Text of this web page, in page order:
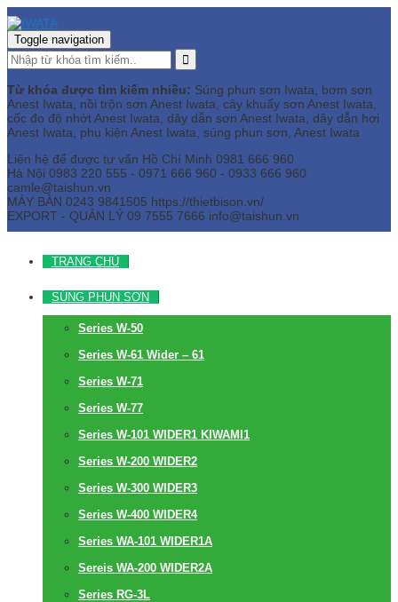
Toggle navigation
Từ khóa được tìm kiếm nhiều: Súng phun sơn Iwata, bơm sơn
Anest Iwata, nồi trộn sơn Anest Iwata, cây khuấy sơn Anest Iwata,
cốc đo độ nhớt Anest Iwata, dây dẫn sơn Anest Iwata, dây dẫn hơi
Anest Iwata, phụ kiện Anest Iwata, súng phun sơn, Anest Iwata
Liên hệ để được tư vấn Hồ Chí Minh 0981 666 960
Hà Nội 0983 220 555 - 0971 666 960 - 0933 666 960
camle@taishun.vn
MÁY BÀN 0243 9841505 https://thietbison.vn/
EXPORT - QUẢN LÝ 09 7555 7666 info@taishun.vn
TRANG CHỦ
SÚNG PHUN SƠN
Series W-50
Series W-61 Wider – 61
Series W-71
Series W-77
Series W-101 WIDER1 KIWAMI1
Series W-200 WIDER2
Series W-300 WIDER3
Series W-400 WIDER4
Series WA-101 WIDER1A
Sereis WA-200 WIDER2A
Series RG-3L